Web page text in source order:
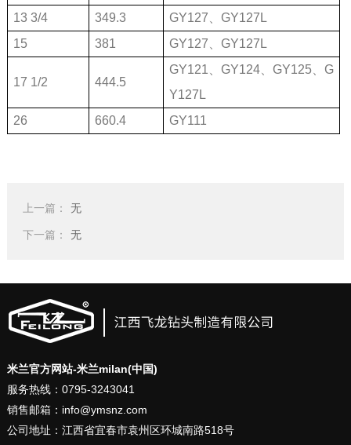
13 3/4
349.3
GY127、GY127L
15
381 GY127、GY127L
17 1/2 444.5
GY121、GY124、GY125、G
Y127L
26
660.4 GY111
上一篇： 无
下一篇： 无
米兰官方网站-米兰milan(中国)
服务热线：0795-3243041
销售邮箱：info@ymsnz.com
公司地址：江西省宜春市袁州区环城南路518号